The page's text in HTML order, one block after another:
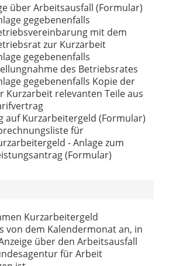
über Arbeitsausfall (Formular)
gegebenenfalls
mit dem
zur Kurzarbeit
gegebenenfalls
des Betriebsrates
gegebenenfalls Kopie der
Kurzarbeit relevanten Teile aus
auf Kurzarbeitergeld (Formular)
für
- Anlage zum
(Formular)
Kurzarbeitergeld
von dem Kalendermonat an, in
über den Arbeitsausfall
für Arbeit